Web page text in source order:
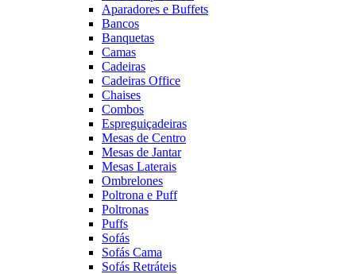
Aparadores e Buffets
Bancos
Banquetas
Camas
Cadeiras
Cadeiras Office
Chaises
Combos
Espreguiçadeiras
Mesas de Centro
Mesas de Jantar
Mesas Laterais
Ombrelones
Poltrona e Puff
Poltronas
Puffs
Sofás
Sofás Cama
Sofás Retráteis